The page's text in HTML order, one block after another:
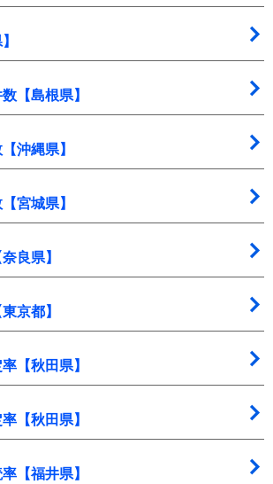
【島根県】
沖縄県】
宮城県】
良県】
京都】
【秋田県】
【秋田県】
【福井県】